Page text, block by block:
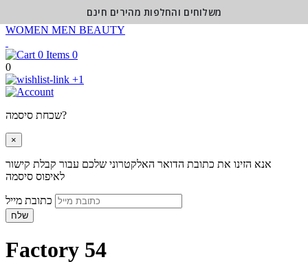
WOMEN MEN BEAUTY
0
0
+1
שכחת סיסמה?
×
אנא הזינו את כתובת הדואר האלקטרוני שלכם עבור קבלת קישור
לאיפוס סיסמה
שלח
Factory 54
משלוחים והחלפות מהירים חינם